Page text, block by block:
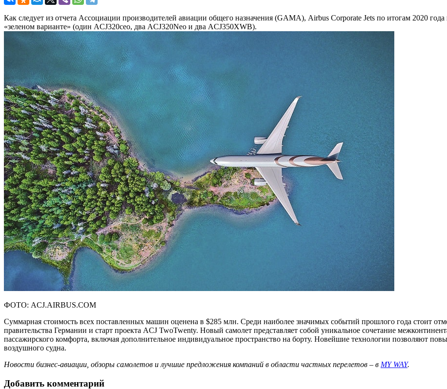
Как следует из отчета Ассоциации производителей авиации общего назначения (GAMA), Airbus Corporate Jets по итогам 2020 года
«зеленом варианте» (один ACJ320ceo, два ACJ320Neo и два ACJ350XWB).
ФОТО: ACJ.AIRBUS.COM
Суммарная стоимость всех поставленных машин оценена в $285 млн. Среди наиболее значимых событий прошлого года стоит
правительства Германии и старт проекта ACJ TwoTwenty. Новый самолет представляет собой уникальное сочетание
пассажирского комфорта, включая дополнительное индивидуальное пространство на борту. Новейшие технологии позволяют
воздушного судна.
Новости бизнес-авиации, обзоры самолетов и лучшие предложения компаний в области частных перелетов – в MY WAY.
Добавить комментарий